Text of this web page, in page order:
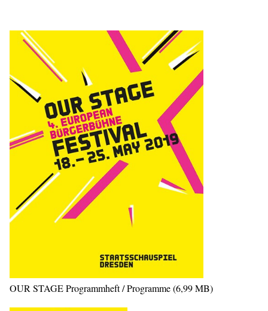
OUR STAGE Programmheft / Programme (6,99 MB)